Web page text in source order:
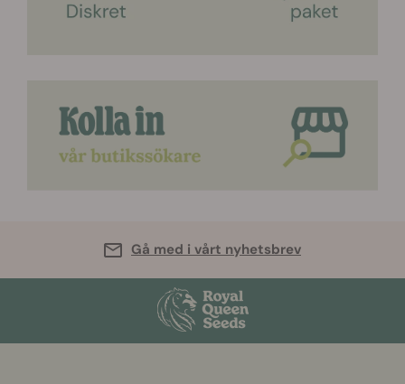
Gå med i vårt nyhetsbrev